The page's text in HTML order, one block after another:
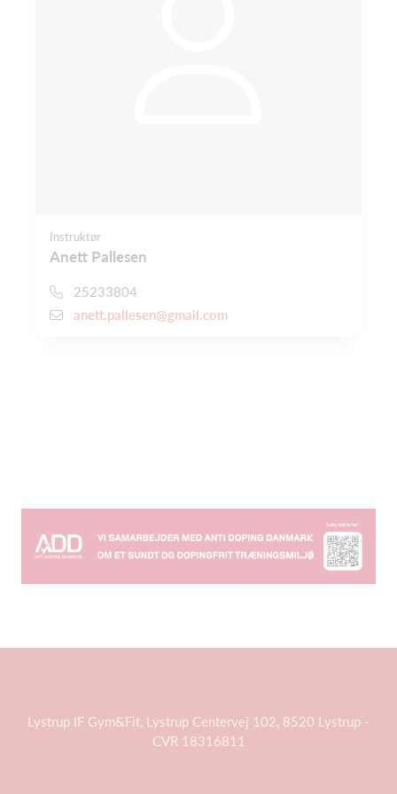
Instruktør
Anett Pallesen
25233804
anett.pallesen@gmail.com
Lystrup IF Gym&Fit, Lystrup Centervej 102, 8520 Lystrup -
CVR 18316811